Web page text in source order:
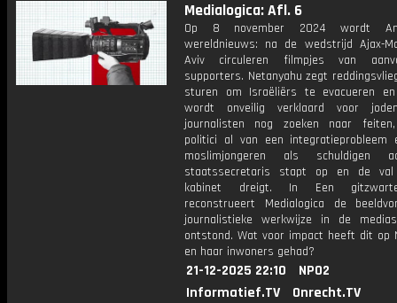
Medialogica: Afl. 6
Op 8 november 2024 wordt
wereldnieuws: na de wedstrijd Ajax-
Aviv circuleren filmpjes van
supporters. Netanyahu zegt
sturen om Israëliërs te evacueren
wordt onveilig verklaard voor
journalisten nog zoeken naar
politici al van een integratieprobleem
moslimjongeren als schuldigen
staatssecretaris stapt op en de
kabinet dreigt. In Een
reconstrueert Medialogica de
journalistieke werkwijze in de
ontstond. Wat voor impact heeft dit op
en haar inwoners gehad?
21-12-2025 22:10
NPO2
Informatief.TV
Onrecht.TV